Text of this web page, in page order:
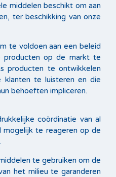
middelen beschikt om aan
ter beschikking van onze
te voldoen aan een beleid
producten op de markt te
producten te ontwikkelen
klanten te luisteren en die
behoeften impliceren.
coördinatie van al
mogelijk te reageren op de
te gebruiken om de
het milieu te garanderen